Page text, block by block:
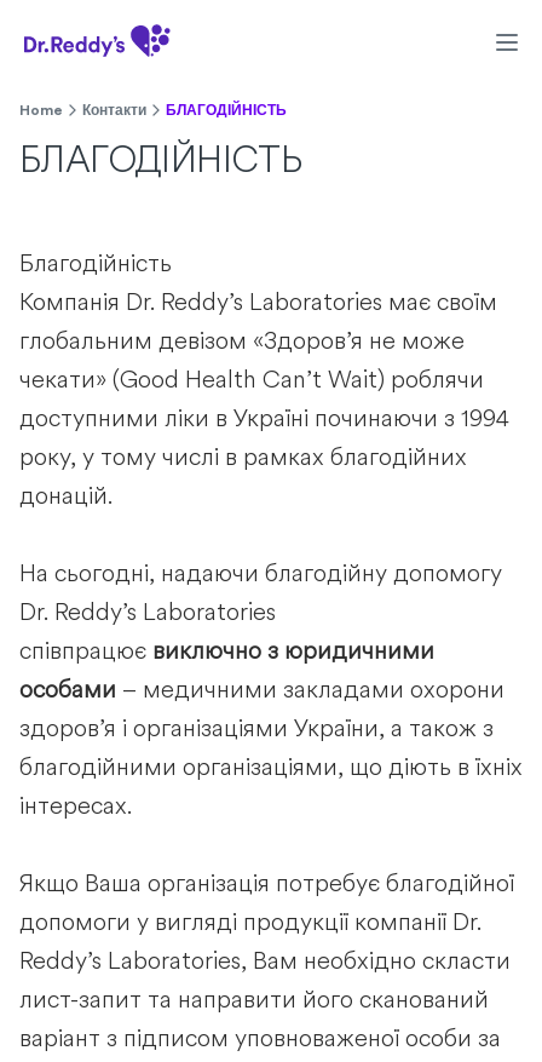
Home Контакти БЛАГОДІЙНІСТЬ
БЛАГОДІЙНІСТЬ
Благодійність
Компанія Dr. Reddy’s Laboratories має своїм
глобальним девізом «Здоров’я не може
чекати» (Good Health Can’t Wait) роблячи
доступними ліки в Україні починаючи з 1994
року, у тому числі в рамках благодійних
донацій.
На сьогодні, надаючи благодійну допомогу
Dr. Reddy’s Laboratories
співпрацює виключно з юридичними
особами – медичними закладами охорони
здоров’я і організаціями України, а також з
благодійними організаціями, що діють в їхніх
інтересах.
Якщо Ваша організація потребує благодійної
допомоги у вигляді продукції компанії Dr.
Reddy’s Laboratories, Вам необхідно скласти
лист-запит та направити його сканований
варіант з підписом уповноваженої особи за